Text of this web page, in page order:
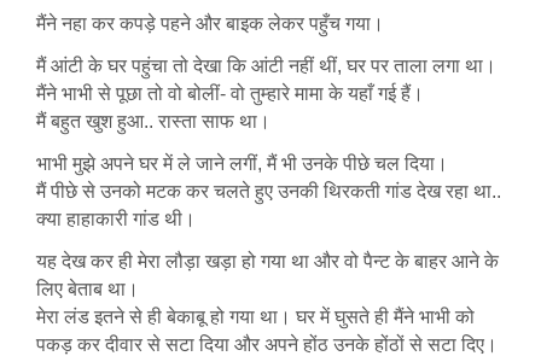
मैंने नहा कर कपड़े पहने और बाइक लेकर पहुँच गया।
मैं आंटी के घर पहुंचा तो देखा कि आंटी नहीं थीं, घर पर ताला लगा था।
मैंने भाभी से पूछा तो वो बोलीं- वो तुम्हारे मामा के यहाँ गई हैं।
मैं बहुत खुश हुआ.. रास्ता साफ था।
भाभी मुझे अपने घर में ले जाने लगीं, मैं भी उनके पीछे चल दिया।
मैं पीछे से उनको मटक कर चलते हुए उनकी थिरकती गांड देख रहा था..
क्या हाहाकारी गांड थी।
यह देख कर ही मेरा लौड़ा खड़ा हो गया था और वो पैन्ट के बाहर आने के
लिए बेताब था।
मेरा लंड इतने से ही बेकाबू हो गया था। घर में घुसते ही मैंने भाभी को
पकड़ कर दीवार से सटा दिया और अपने होंठ उनके होंठों से सटा दिए।